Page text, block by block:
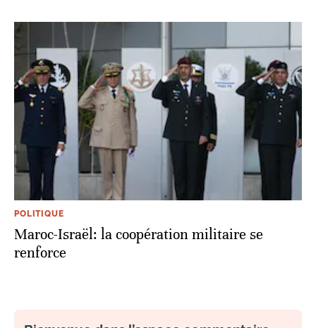
POLITIQUE
Maroc-Israël: la coopération militaire se
renforce